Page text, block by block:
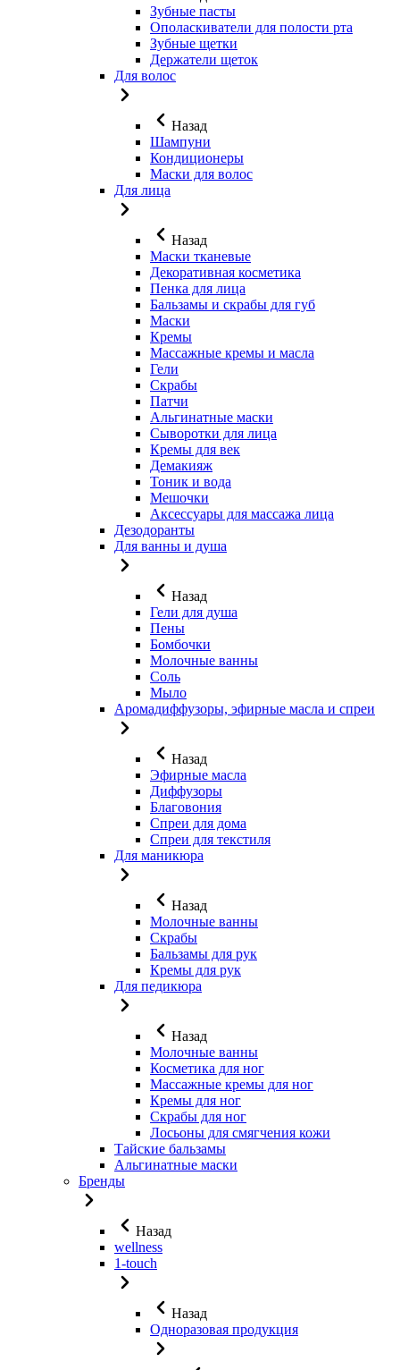
Зубные пасты
Ополаскиватели для полости рта
Зубные щетки
Держатели щеток
Для волос
Назад
Шампуни
Кондиционеры
Маски для волос
Для лица
Назад
Маски тканевые
Декоративная косметика
Пенка для лица
Бальзамы и скрабы для губ
Маски
Кремы
Массажные кремы и масла
Гели
Скрабы
Патчи
Альгинатные маски
Сыворотки для лица
Кремы для век
Демакияж
Тоник и вода
Мешочки
Аксессуары для массажа лица
Дезодоранты
Для ванны и душа
Назад
Гели для душа
Пены
Бомбочки
Молочные ванны
Соль
Мыло
Аромадиффузоры, эфирные масла и спреи
Назад
Эфирные масла
Диффузоры
Благовония
Спреи для дома
Спреи для текстиля
Для маникюра
Назад
Молочные ванны
Скрабы
Бальзамы для рук
Кремы для рук
Для педикюра
Назад
Молочные ванны
Косметика для ног
Массажные кремы для ног
Кремы для ног
Скрабы для ног
Лосьоны для смягчения кожи
Тайские бальзамы
Альгинатные маски
Бренды
Назад
wellness
1-touch
Назад
Одноразовая продукция